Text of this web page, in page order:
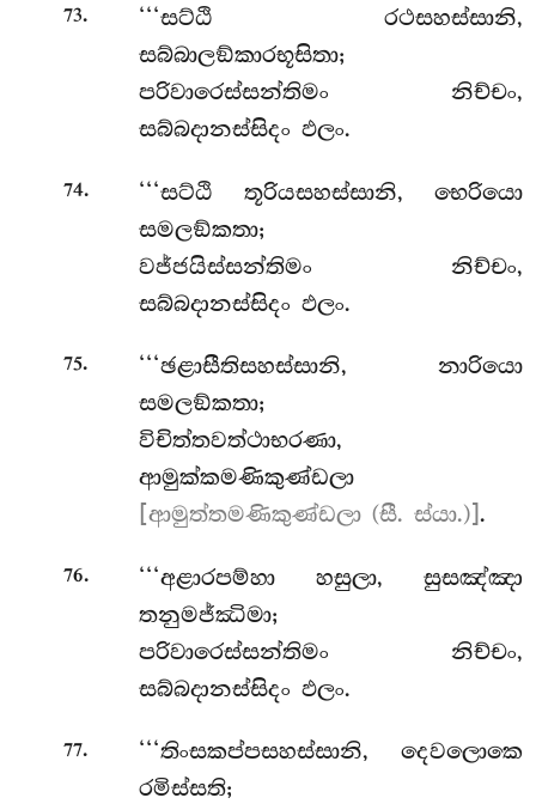
73.
‘‘‘සට්ඨි රථසහස්සානි,
සබ්බාලඞ්කාරභූසිතා;
පරිවාරෙස්සන්තිමං නිච්චං,
සබ්බදානස්සිදං ඵලං.
74. ‘‘‘සට්ඨි තූරියසහස්සානි, භෙරියො
සමලඞ්කතා;
වජ්ජයිස්සන්තිමං නිච්චං,
සබ්බදානස්සිදං ඵලං.
75.
‘‘‘ඡළාසීතිසහස්සානි, නාරියො
සමලඞ්කතා;
විචිත්තවත්ථාභරණා,
ආමුක්කමණිකුණ්ඩලා
[ආමුත්තමණිකුණ්ඩලා (සී. ස්යා.)] .
76.
‘‘‘අළාරපම්හා හසුලා, සුසඤ්ඤා
තනුමජ්ඣිමා;
පරිවාරෙස්සන්තිමං නිච්චං,
සබ්බදානස්සිදං ඵලං.
77.
‘‘‘තිංසකප්පසහස්සානි, දෙවලොකෙ
රමිස්සති;